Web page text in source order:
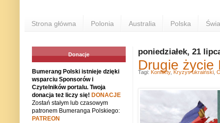
Strona główna Polonia Australia Polska
poniedziałek, 21
Drugie życie
Tagi: Konflikty, Kryzys ukraiński
Donacje
Bumerang Polski istnieje dzięki
wsparciu Sponsorów i
Czytelników portalu. Twoja
donacja też liczy się! DONACJE
Zostań stałym lub czasowym
patronem Bumeranga Polskiego:
PATREON